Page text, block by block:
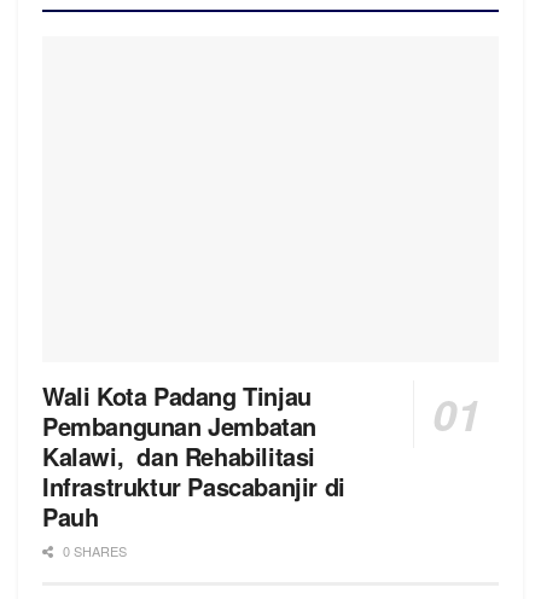
Wali Kota Padang Tinjau
Pembangunan Jembatan
Kalawi, dan Rehabilitasi
Infrastruktur Pascabanjir di
Pauh
0 SHARES